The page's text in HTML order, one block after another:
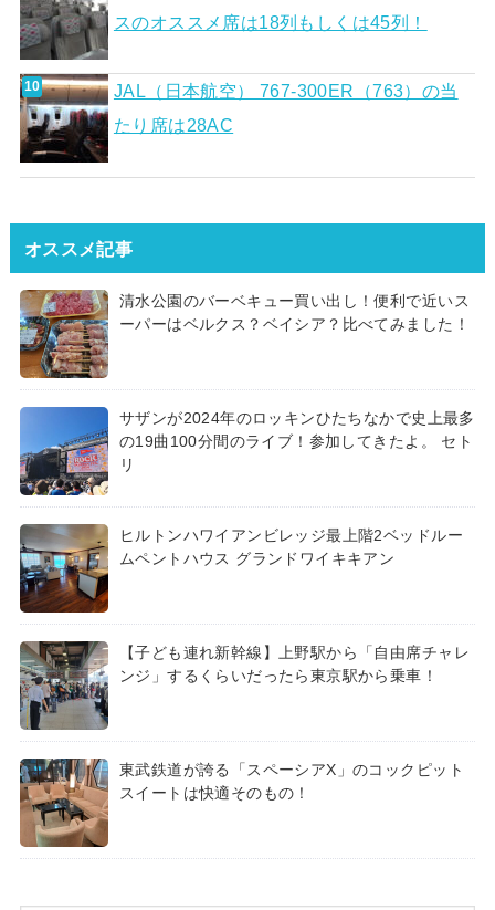
スのオススメ席は18列もしくは45列！
JAL（日本航空） 767-300ER（763）の当
たり席は28AC
オススメ記事
清水公園のバーベキュー買い出し！便利で近いス
ーパーはベルクス？ベイシア？比べてみました！
サザンが2024年のロッキンひたちなかで史上最多
の19曲100分間のライブ！参加してきたよ。 セト
リ
ヒルトンハワイアンビレッジ最上階2ベッドルー
ムペントハウス グランドワイキキアン
【子ども連れ新幹線】上野駅から「自由席チャレ
ンジ」するくらいだったら東京駅から乗車！
東武鉄道が誇る「スペーシアX」のコックピット
スイートは快適そのもの！